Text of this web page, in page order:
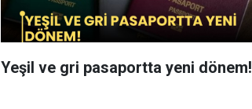
Yeşil ve gri pasaportta yeni dönem!